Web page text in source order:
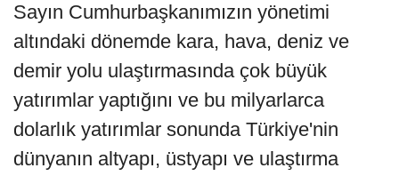
Sayın Cumhurbaşkanımızın yönetimi
altındaki dönemde kara, hava, deniz ve
demir yolu ulaştırmasında çok büyük
yatırımlar yaptığını ve bu milyarlarca
dolarlık yatırımlar sonunda Türkiye'nin
dünyanın altyapı, üstyapı ve ulaştırma